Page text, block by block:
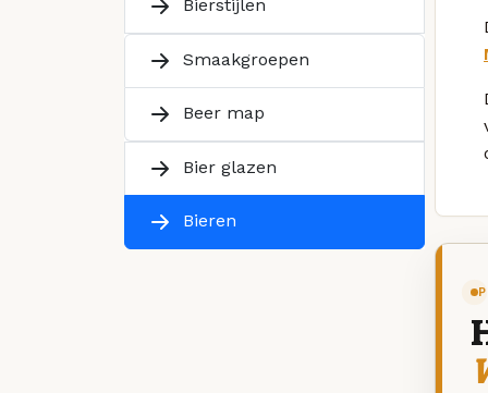
Bierstijlen
Smaakgroepen
Beer map
Bier glazen
Bieren